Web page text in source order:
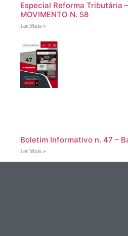
Especial Reforma Tributária
MOVIMENTO N. 58
Ler Mais »
Boletim Informativo n. 47 –
Ler Mais »